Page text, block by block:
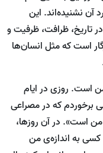
آن نشنیده‌اند. این
تاریخ، ظرافت، ظرفیت و
است که مثل انسان‌ها
من است. روزی در ایام
برخوردم که در مصراعی
است». در آن روزها،
کسی به اندازه‌ی من